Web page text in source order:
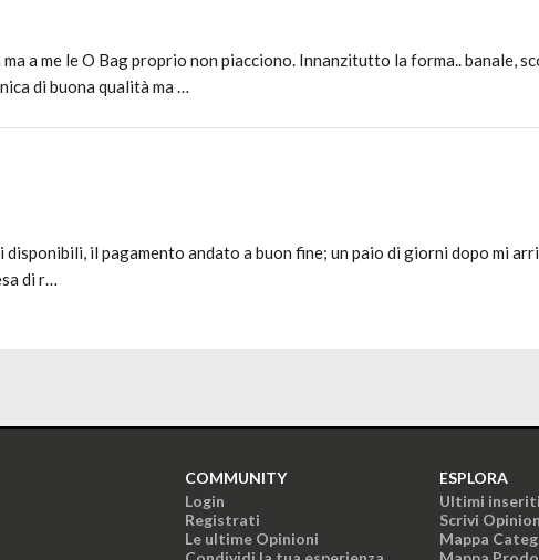
a me le O Bag proprio non piacciono. Innanzitutto la forma.. banale,
di buona qualità ma …
il pagamento andato a buon fine; un paio di giorni dopo mi
di r…
COMMUNITY
Login
Registrati
Le ultime Opinioni
ESPLORA
Ultimi inseriti
Scrivi
Mappa